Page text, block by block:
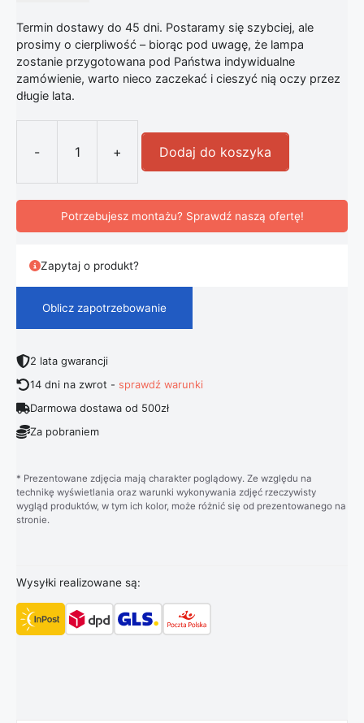
Termin dostawy do 45 dni. Postaramy się szybciej, ale
prosimy o cierpliwość – biorąc pod uwagę, że lampa
zostanie przygotowana pod Państwa indywidualne
zamówienie, warto nieco zaczekać i cieszyć nią oczy przez
długie lata.
-
ilość Nowoczesna Wisząca Lampa
+ Dodaj do koszyka
Potrzebujesz montażu? Sprawdź naszą ofertę!
Zapytaj o produkt?
Oblicz zapotrzebowanie
2 lata gwarancji
14 dni na zwrot -sprawdź warunki
Darmowa dostawa od 500zł
Za pobraniem
* Prezentowane zdjęcia mają charakter poglądowy. Ze względu na
technikę wyświetlania oraz warunki wykonywania zdjęć rzeczywisty
wygląd produktów, w tym ich kolor, może różnić się od prezentowanego na
stronie.
Wysyłki realizowane są: